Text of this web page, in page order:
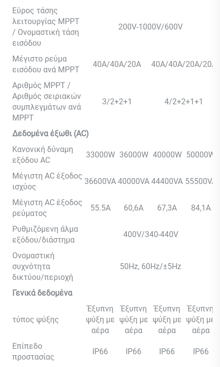
Εύρος τάσης
λειτουργίας MPPT
/ Ονομαστική τάση
εισόδου
200V-1000V/600V
Μέγιστο ρεύμα
εισόδου ανά MPPT
40A/40A/20A 40A/40A/20A/20A
Αριθμός MPPT /
Αριθμός σειριακών
συμπλεγμάτων ανά
MPPT
3/2+2+1 4/2+2+1+1
Δεδομένα έξωθι (AC)
Κανονική δύναμη
εξόδου AC
33000W 36000W 40000W 50000W
Μέγιστη AC έξοδος
ισχύος
36600VA 40000VA 44400VA 55500VA
Μέγιστη AC έξοδος
ρεύματος
55.5A 60,6A 67,3A 84,1A
Ρυθμιζόμενη άλμα
εξόδου/διάστημα
400V/340-440V
Ονομαστική
συχνότητα
δικτύου/περιοχή
50Hz, 60Hz/±5Hz
Γενικά δεδομένα
τύπος ψύξης
Έξυπνη
ψύξη με
αέρα
Έξυπνη
ψύξη με
αέρα
Έξυπνη
ψύξη με
αέρα
Έξυπνη
ψύξη με
αέρα
Επίπεδο
προστασίας
IP66 IP66 IP66 IP66